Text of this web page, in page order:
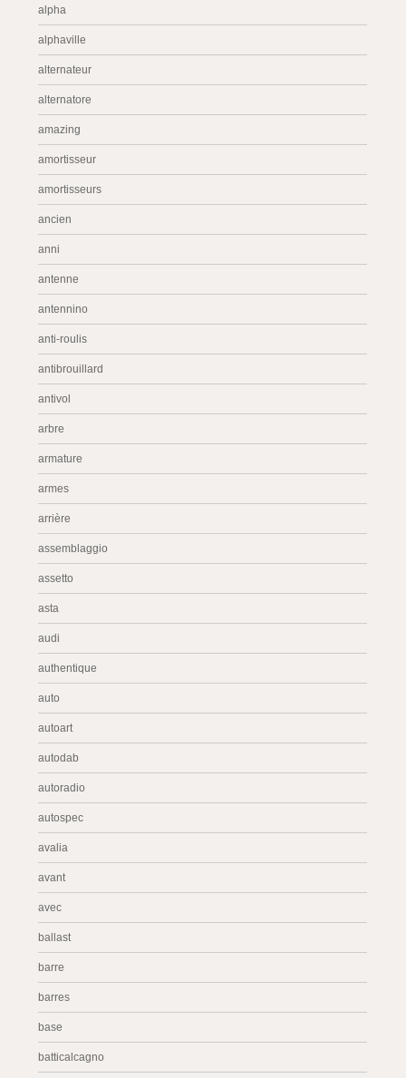
alpha
alphaville
alternateur
alternatore
amazing
amortisseur
amortisseurs
ancien
anni
antenne
antennino
anti-roulis
antibrouillard
antivol
arbre
armature
armes
arrière
assemblaggio
assetto
asta
audi
authentique
auto
autoart
autodab
autoradio
autospec
avalia
avant
avec
ballast
barre
barres
base
batticalcagno